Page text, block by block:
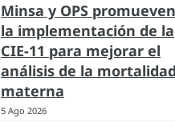
Minsa y OPS promueven
la implementación de la
CIE-11 para mejorar el
análisis de la mortalidad
materna
5 Ago 2026